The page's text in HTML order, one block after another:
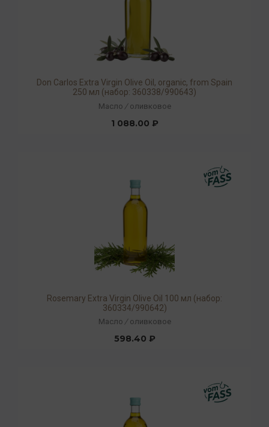
Don Carlos Extra Virgin Olive Oil, organic, from Spain
250 мл (набор: 360338/990643)
Масло / оливковое
1 088.00 ₽
Rosemary Extra Virgin Olive Oil 100 мл (набор:
360334/990642)
Масло / оливковое
598.40 ₽